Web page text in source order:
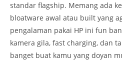
standar flagship. Memang ada
bloatware awal atau built yang
pengalaman pakai HP ini fun
kamera gila, fast charging, dan
banget buat kamu yang doyan